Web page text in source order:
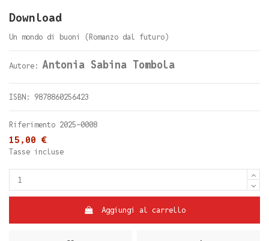
Download
Un mondo di buoni (Romanzo dal futuro)
Autore: Antonia Sabina Tombola
ISBN: 9878860256423
Riferimento 2025-0008
15,00 €
Tasse incluse
Aggiungi al carrello